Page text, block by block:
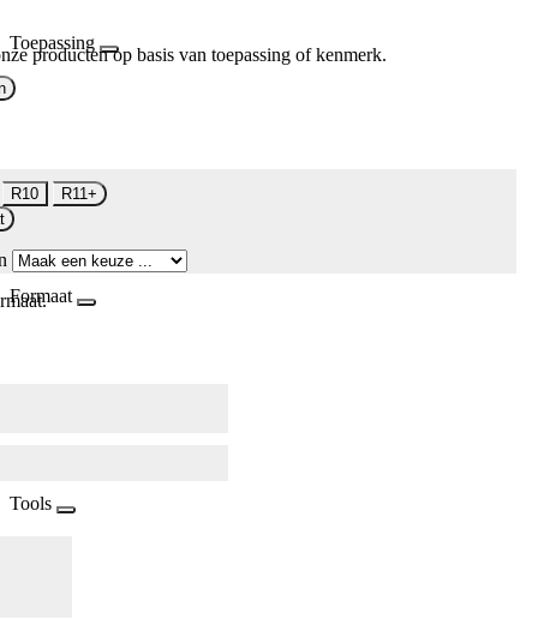
Toepassing
producten op basis van toepassing of kenmerk.
R10
R11+
Formaat
Tools